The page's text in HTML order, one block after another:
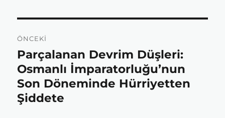
e
b
o
t
t
e
t
A
r
e
gezinmesi
ÖNCEKI
Önceki
yazı:
Parçalanan Devrim Düşleri:
Osmanlı İmparatorluğu’nun
Son Döneminde Hürriyetten
Şiddete